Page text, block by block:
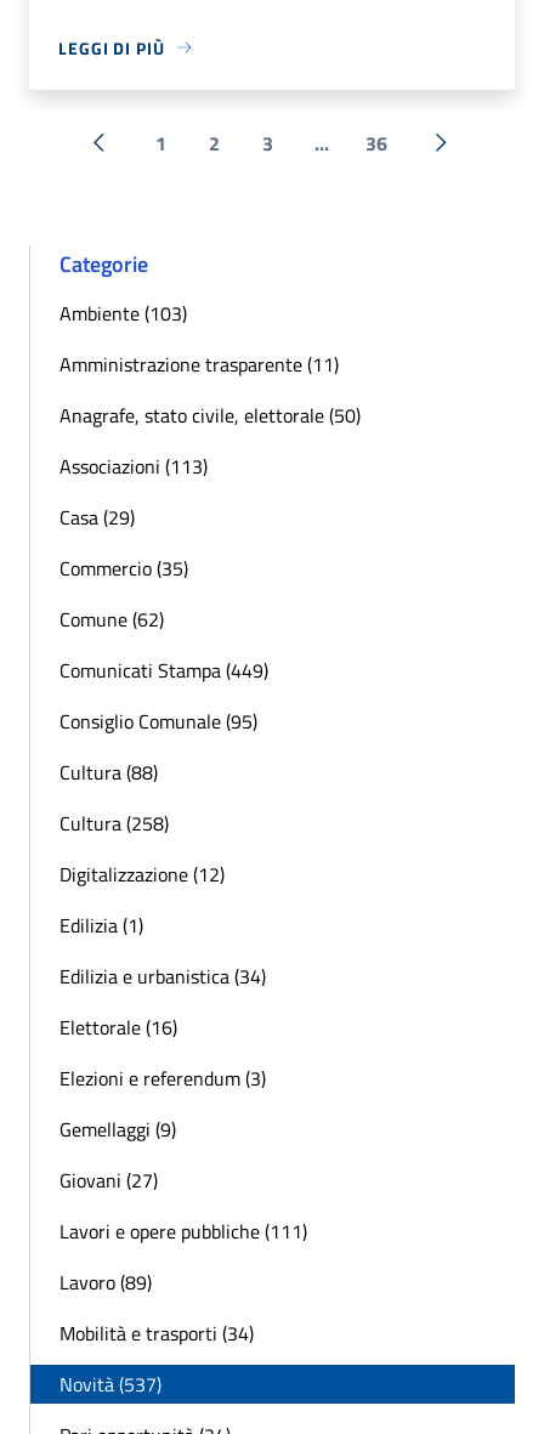
LEGGI DI PIÙ
« Precedente
1 2 3 ... 36 Successiva
Categorie
Ambiente (103)
Amministrazione trasparente (11)
Anagrafe, stato civile, elettorale (50)
Associazioni (113)
Casa (29)
Commercio (35)
Comune (62)
Comunicati Stampa (449)
Consiglio Comunale (95)
Cultura (88)
Cultura (258)
Digitalizzazione (12)
Edilizia (1)
Edilizia e urbanistica (34)
Elettorale (16)
Elezioni e referendum (3)
Gemellaggi (9)
Giovani (27)
Lavori e opere pubbliche (111)
Lavoro (89)
Mobilità e trasporti (34)
Novità (537)